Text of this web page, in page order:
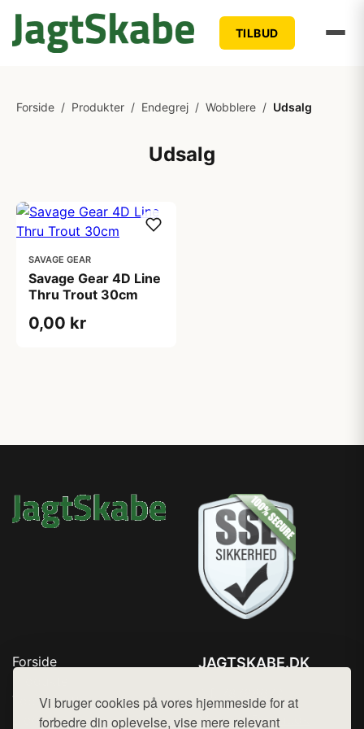
Vi bruger cookies på vores hjemmeside for at
forbedre din oplevelse, vise mere relevant
TILBUD
Forside / Produkter / Endegrej / Wobblere / Udsalg
Udsalg
SAVAGE GEAR
Savage Gear 4D Line
Thru Trout 30cm
0,00 kr
Forside
Top Rabatter
Blog
JAGTSKABE.DK
Mail: hej@want.dk